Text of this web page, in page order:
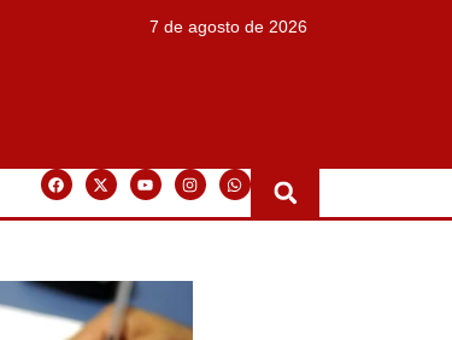
7 de agosto de 2026